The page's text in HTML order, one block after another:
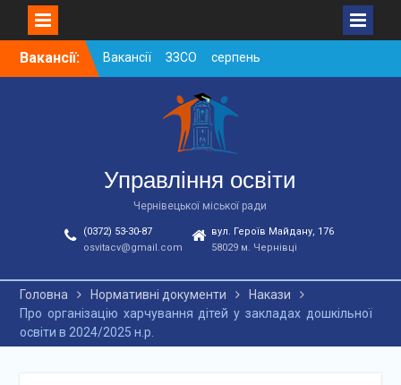
SkipВакансії:
Вакансії ЗЗСО серпень
2026
Вакансії ЗЗСО червень
Вакансії у ЗДО та
дошкільних підрозділах
ЗЗСО станом на
01.08.2026 р.
Управління освіти
Чернівецької міської ради
(0372) 53-30-87
osvitacv@gmail.com
вул. Героїв Майдану, 176
58029 м. Чернівці
Головна Нормативні документи
Накази
Про організацію харчування дітей у закладах дошкільної
освіти в 2024/2025 н.р.